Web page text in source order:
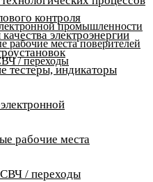
промышленности
рабочие места поверителей
/ переходы
контроля
электроэнергии
тестеры, индикаторы
рабочие места
/ переходы